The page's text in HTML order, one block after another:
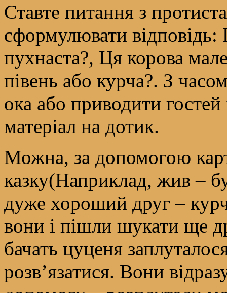
Ставте питання з
сформулювати відповідь:
пухнаста?, Ця корова
півень або курча?. З
ока або приводити
матеріал на дотик.
Можна, за допомогою
казку(Наприклад, жив –
дуже хороший друг –
вони і пішли шукати ще
бачать цуценя
розв’язатися. Вони